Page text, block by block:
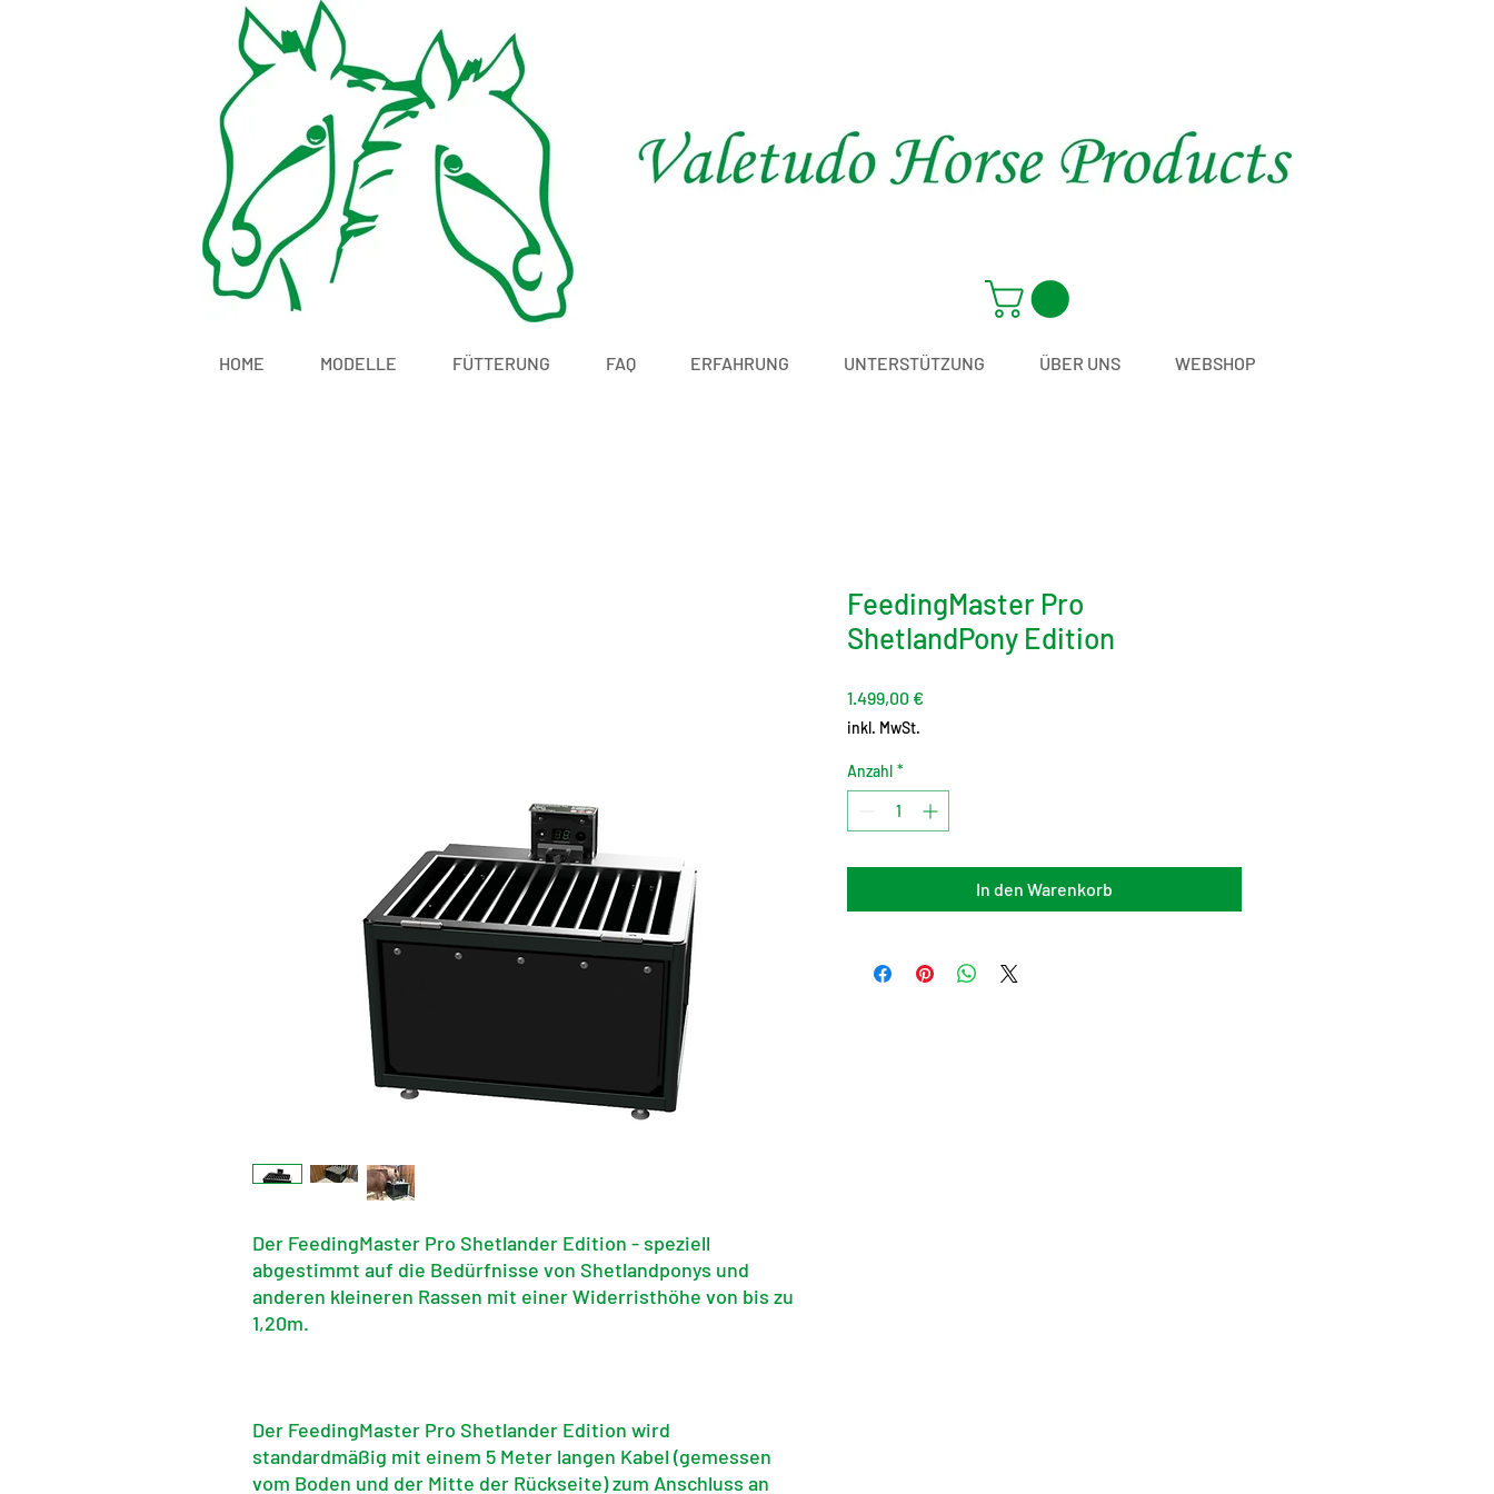
HOME MODELLE FÜTTERUNG FAQ ERFAHRUNG UNTERSTÜTZUNG ÜBER UNS WEBSHOP
Der FeedingMaster Pro Shetlander Edition - speziell
abgestimmt auf die Bedürfnisse von Shetlandponys und
anderen kleineren Rassen mit einer Widerristhöhe von bis zu
1,20m.
Der FeedingMaster Pro Shetlander Edition wird
standardmäßig mit einem 5 Meter langen Kabel (gemessen
vom Boden und der Mitte der Rückseite) zum Anschluss an
FeedingMaster Pro
ShetlandPony Edition
1.499,00 €Preis
inkl. MwSt.
Anzahl *
In den Warenkorb